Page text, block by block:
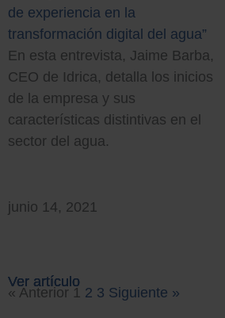
Ver artículo
Ver artículo
de experiencia en la
transformación digital del agua”
En esta entrevista, Jaime Barba,
CEO de Idrica, detalla los inicios
de la empresa y sus
características distintivas en el
sector del agua.
Ver artículo
junio 14, 2021
« Anterior 1 2 3 Siguiente »